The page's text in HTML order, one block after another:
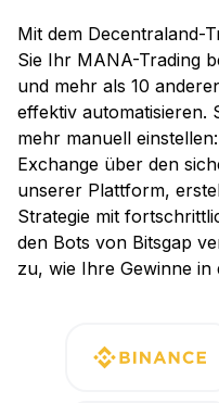
Mit dem Decentraland-
Sie Ihr MANA-Trading
und mehr als 10
effektiv automatisieren.
mehr manuell
Exchange über den
unserer Plattform,
Strategie mit
den Bots von Bitsgap
zu, wie Ihre Gewinne in